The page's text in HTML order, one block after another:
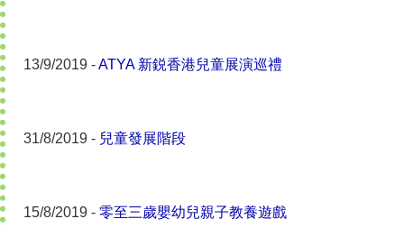
13/9/2019 -ATYA 新鋭香港兒童展演巡禮
31/8/2019 - 兒童發展階段
15/8/2019 - 零至三歲嬰幼兒親子教養遊戲